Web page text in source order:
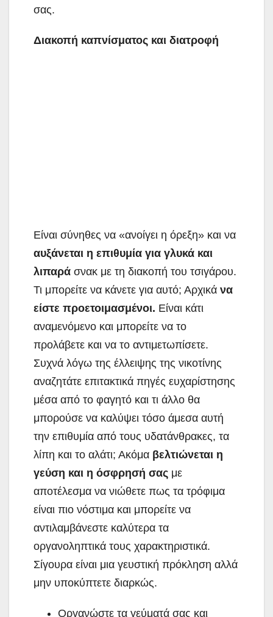
σας.
Διακοπή καπνίσματος και διατροφή
Είναι σύνηθες να «ανοίγει η όρεξη» και να
αυξάνεται η επιθυμία για γλυκά και
λιπαρά σνακ με τη διακοπή του τσιγάρου.
Τι μπορείτε να κάνετε για αυτό; Αρχικά να
είστε προετοιμασμένοι. Είναι κάτι
αναμενόμενο και μπορείτε να το
προλάβετε και να το αντιμετωπίσετε.
Συχνά λόγω της έλλειψης της νικοτίνης
αναζητάτε επιτακτικά πηγές ευχαρίστησης
μέσα από το φαγητό και τι άλλο θα
μπορούσε να καλύψει τόσο άμεσα αυτή
την επιθυμία από τους υδατάνθρακες, τα
λίπη και το αλάτι; Ακόμα βελτιώνεται η
γεύση και η όσφρησή σας με
αποτέλεσμα να νιώθετε πως τα τρόφιμα
είναι πιο νόστιμα και μπορείτε να
αντιλαμβάνεστε καλύτερα τα
οργανοληπτικά τους χαρακτηριστικά.
Σίγουρα είναι μια γευστική πρόκληση αλλά
μην υποκύπτετε διαρκώς.
Οργανώστε τα γεύματά σας και